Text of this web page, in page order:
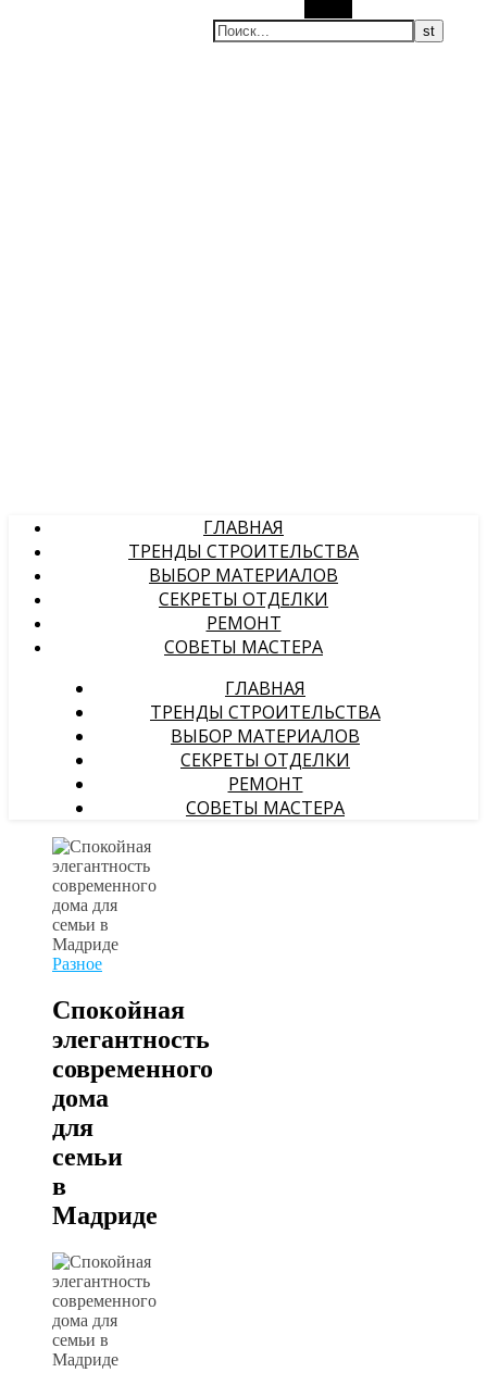
ГЛАВНАЯ
ТРЕНДЫ СТРОИТЕЛЬСТВА
ВЫБОР МАТЕРИАЛОВ
СЕКРЕТЫ ОТДЕЛКИ
РЕМОНТ
СОВЕТЫ МАСТЕРА
ГЛАВНАЯ
ТРЕНДЫ СТРОИТЕЛЬСТВА
ВЫБОР МАТЕРИАЛОВ
СЕКРЕТЫ ОТДЕЛКИ
РЕМОНТ
СОВЕТЫ МАСТЕРА
Разное
Спокойная
элегантность
современного
дома
для
семьи
в
Мадриде